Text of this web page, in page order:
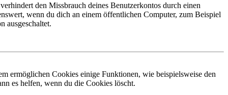
den Missbrauch deines Benutzerkontos durch einen
wenn du dich an einem öffentlichen Computer, zum Beispiel
ausgeschaltet.
ermöglichen Cookies einige Funktionen, wie beispielsweise den
es helfen, wenn du die Cookies löscht.